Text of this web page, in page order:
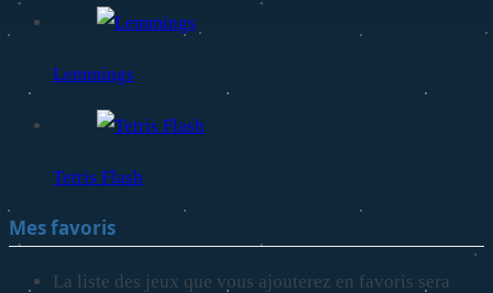
Lemmings
Tetris Flash
Mes favoris
La liste des jeux que vous ajouterez en favoris sera